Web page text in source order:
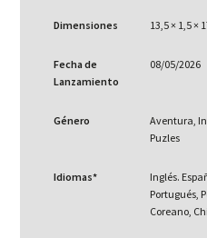
Dimensiones 13,5 × 1,5 ×
Fecha de
Lanzamiento
08/05/2026
Género
Aventura,
Puzles
Idiomas*
Inglés.
Portugués,
Coreano,